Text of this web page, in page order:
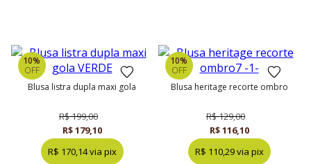
10%
OFF
blusa listra dupla maxi gola
R$ 199,00
R$ 179,10
R$ 170,14 via pix
10%
OFF
blusa heritage recorte ombro
R$ 129,00
R$ 116,10
R$ 110,29 via pix